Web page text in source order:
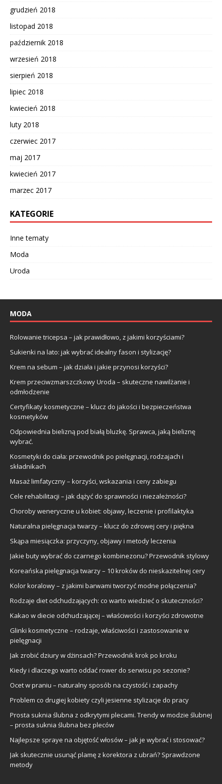
grudzień 2018
listopad 2018
październik 2018
wrzesień 2018
sierpień 2018
lipiec 2018
kwiecień 2018
luty 2018
czerwiec 2017
maj 2017
kwiecień 2017
marzec 2017
KATEGORIE
Inne tematy
Moda
Uroda
MODA
Rolowanie tricepsa – jak prawidłowo, z jakimi korzyściami?
Sukienki na lato: jak wybrać idealny fason i stylizację?
Krem na sebum – jak działa i jakie przynosi korzyści?
Krem przeciwzmarszczkowy Uroda – skuteczne nawilżanie i
odmłodzenie
Certyfikaty kosmetyczne – klucz do jakości i bezpieczeństwa
kosmetyków
Odpowiednia bielizną pod białą bluzkę. Sprawca, jaką bieliznę
wybrać.
Kosmetyki do ciała: przewodnik po pielęgnacji, rodzajach i
składnikach
Masaż limfatyczny – korzyści, wskazania i ceny zabiegu
Cele rehabilitacji – jak dążyć do sprawności i niezależności?
Choroby weneryczne u kobiet: objawy, leczenie i profilaktyka
Naturalna pielęgnacja twarzy – klucz do zdrowej cery i piękna
Skąpa miesiączka: przyczyny, objawy i metody leczenia
Jakie buty wybrać do czarnego kombinezonu? Przewodnik stylowy
Koreańska pielęgnacja twarzy – 10 kroków do nieskazitelnej cery
Kolor koralowy – z jakimi barwami tworzyć modne połączenia?
Rodzaje diet odchudzających: co warto wiedzieć o skuteczności?
Kakao w diecie odchudzającej – właściwości i korzyści zdrowotne
Glinki kosmetyczne – rodzaje, właściwości i zastosowanie w
pielęgnacji
Jak zrobić dziury w dżinsach? Przewodnik krok po kroku
Kiedy i dlaczego warto oddać rower do serwisu po sezonie?
Ocet w praniu – naturalny sposób na czystość i zapachy
Problem co drugiej kobiety czyli jesienne stylizacje do pracy
Prosta suknia ślubna z odkrytymi plecami. Trendy w modzie ślubnej
– prosta suknia ślubna bez pleców
Najlepsze spraye na objętość włosów – jak je wybrać i stosować?
Jak skutecznie usunąć plamę z korektora z ubrań? Sprawdzone
metody